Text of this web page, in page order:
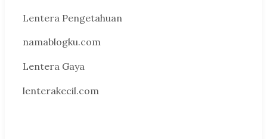
Lentera Pengetahuan
namablogku.com
Lentera Gaya
lenterakecil.com